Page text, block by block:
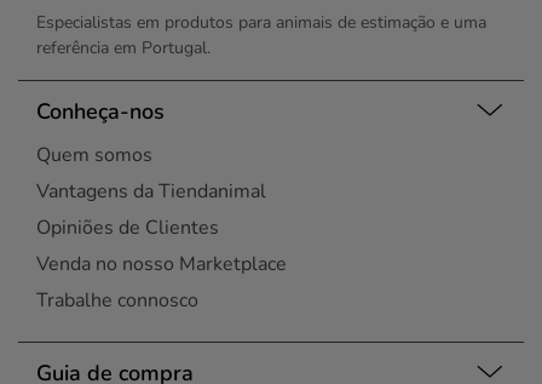
Especialistas em produtos para animais de estimação e uma
referência em Portugal.
Conheça-nos
Quem somos
Vantagens da Tiendanimal
Opiniões de Clientes
Venda no nosso Marketplace
Trabalhe connosco
Guia de compra